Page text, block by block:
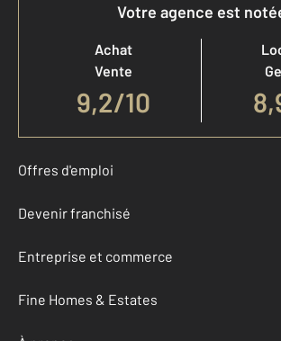
Votre agence est
Achat
Vente
9,2/10
Offres d'emploi
Devenir franchisé
Entreprise et commerce
Fine Homes & Estates